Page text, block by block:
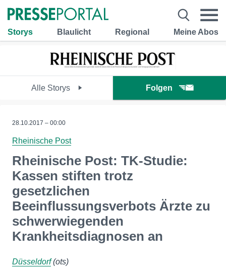
Storys Blaulicht Regional Meine Abos
Alle Storys Folgen
28.10.2017 – 00:00
Rheinische Post
Rheinische Post: TK-Studie:
Kassen stiften trotz
gesetzlichen
Beeinflussungsverbots Ärzte zu
schwerwiegenden
Krankheitsdiagnosen an
Düsseldorf(ots)